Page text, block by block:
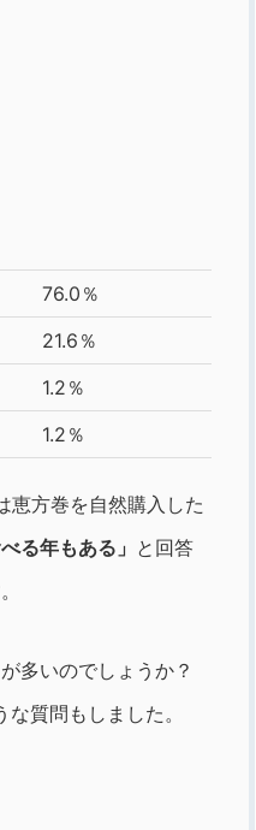
76.0％
21.6％
1.2％
1.2％
恵方巻を自然購入した
る年もある」 と回答
多いのでしょうか？
質問もしました。